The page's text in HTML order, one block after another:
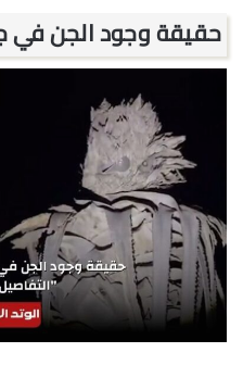
حقيقة وجود الجن في